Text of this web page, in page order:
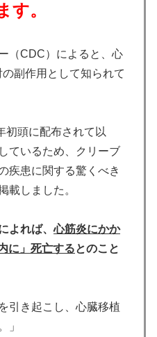
す。
（CDC）によると、心
副作用として知られて
初頭に配布されて以
ているため、クリーブ
疾患に関する驚くべき
載しました。
よれば、心筋炎にかか
に」死亡するとのこと
引き起こし、心臓移植
」